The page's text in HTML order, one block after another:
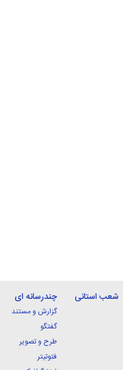
شعب استانی چندرسانه ای
گزارش و مستند
گفتگو
طرح و تصویر
فتوتیتر